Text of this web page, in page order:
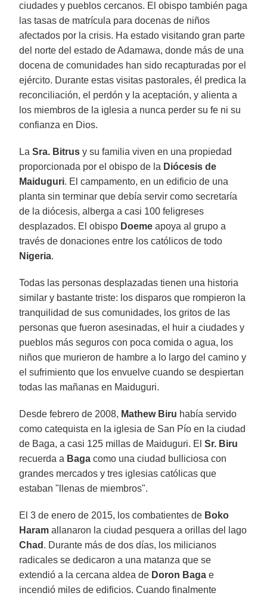
ciudades y pueblos cercanos. El obispo también paga
las tasas de matrícula para docenas de niños
afectados por la crisis. Ha estado visitando gran parte
del norte del estado de Adamawa, donde más de una
docena de comunidades han sido recapturadas por el
ejército. Durante estas visitas pastorales, él predica la
reconciliación, el perdón y la aceptación, y alienta a
los miembros de la iglesia a nunca perder su fe ni su
confianza en Dios.
LaSra. Bitrus y su familia viven en una propiedad
proporcionada por el obispo de la Diócesis de
Maiduguri. El campamento, en un edificio de una
planta sin terminar que debía servir como secretaría
de la diócesis, alberga a casi 100 feligreses
desplazados. El obispo Doeme apoya al grupo a
través de donaciones entre los católicos de todo
Nigeria.
Todas las personas desplazadas tienen una historia
similar y bastante triste: los disparos que rompieron la
tranquilidad de sus comunidades, los gritos de las
personas que fueron asesinadas, el huir a ciudades y
pueblos más seguros con poca comida o agua, los
niños que murieron de hambre a lo largo del camino y
el sufrimiento que los envuelve cuando se despiertan
todas las mañanas en Maiduguri.
Desde febrero de 2008, Mathew Biru había servido
como catequista en la iglesia de San Pío en la ciudad
de Baga, a casi 125 millas de Maiduguri. ElSr. Biru
recuerda a Baga como una ciudad bulliciosa con
grandes mercados y tres iglesias católicas que
estaban "llenas de miembros".
El 3 de enero de 2015, los combatientes de Boko
Haram allanaron la ciudad pesquera a orillas del lago
Chad . Durante más de dos días, los milicianos
radicales se dedicaron a una matanza que se
extendió a la cercana aldea de Doron Baga e
incendió miles de edificios. Cuando finalmente